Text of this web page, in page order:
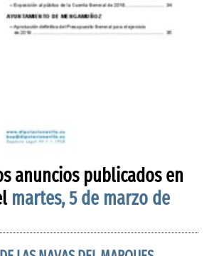
anuncios publicados en
martes, 5 de marzo de